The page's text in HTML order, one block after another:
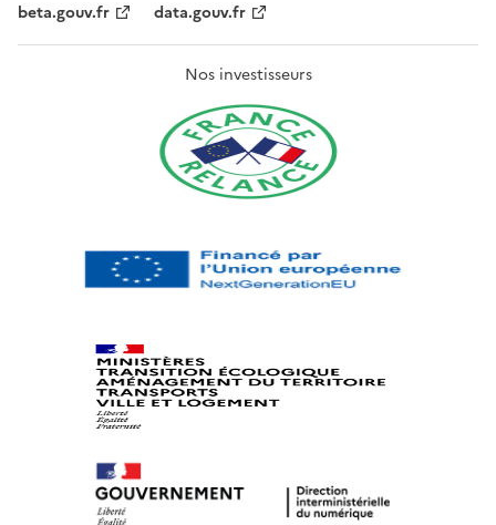
beta.gouv.fr
data.gouv.fr
Nos investisseurs